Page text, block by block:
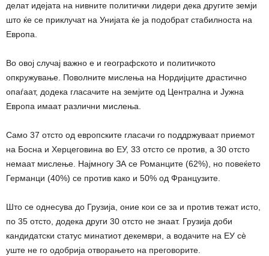
делат идејата на нивните политички лидери дека другите земји
што ќе се приклучат на Унијата ќе ја подобрат стабилноста на
Европа.
Во овој случај важно е и географското и политичкото
опкружување. Поволните мислења на Нордијците драстично
опаѓаат, додека гласачите на земјите од Централна и Јужна
Европа имаат различни мислења.
Само 37 отсто од европските гласачи го поддржуваат приемот
на Босна и Херцеговина во ЕУ, 33 отсто се против, а 30 отсто
немаат мислење. Најмногу ЗА се Романците (62%), но повеќето
Германци (40%) се против како и 50% од Французите.
Што се однесува до Грузија, оние кои се за и против тежат исто,
по 35 отсто, додека други 30 отсто не знаат. Грузија доби
кандидатски статус минатиот декември, а водачите на ЕУ сè
уште не го одобрија отворањето на преговорите.